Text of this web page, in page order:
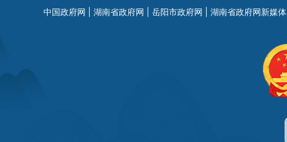
中国政府网 湖南省政府网 岳阳市政府网 湖南省政府网新媒体